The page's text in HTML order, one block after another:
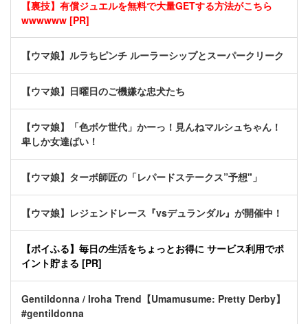
【裏技】有償ジュエルを無料で大量GETする方法がこちら
wwwwww [PR]
【ウマ娘】ルラちピンチ ルーラーシップとスーパークリーク
【ウマ娘】日曜日のご機嫌な忠犬たち
【ウマ娘】「色ボケ世代」かーっ！見んねマルシュちゃん！
卑しか女達ばい！
【ウマ娘】ターボ師匠の「レパードステークス”予想"」
【ウマ娘】レジェンドレース『vsデュランダル』が開催中！
【ポイふる】毎日の生活をちょっとお得に サービス利用でポ
イント貯まる [PR]
Gentildonna / Iroha Trend【Umamusume: Pretty Derby】
#gentildonna